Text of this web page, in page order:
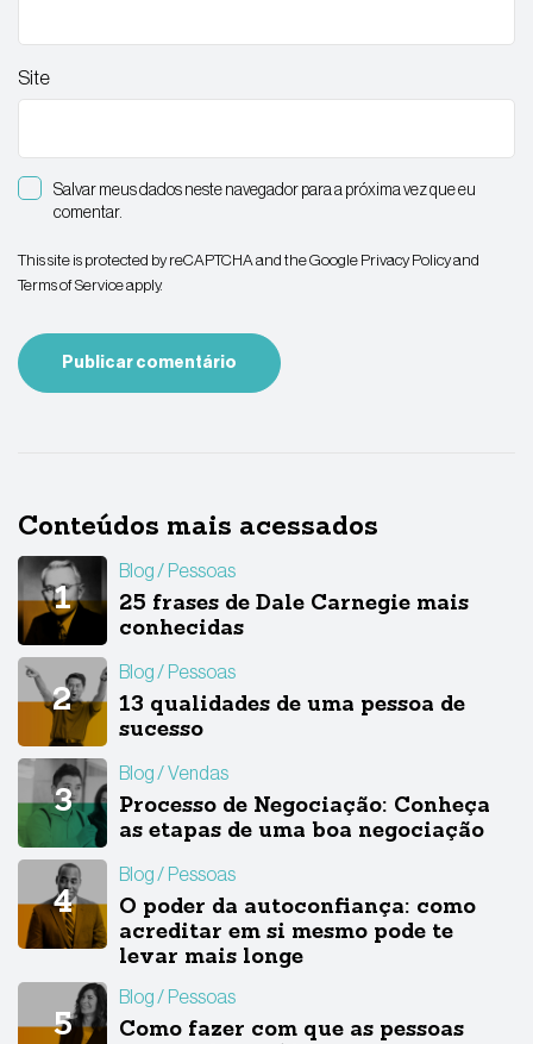
Site
Salvar meus dados neste navegador para a próxima vez que eu
comentar.
This site is protected by reCAPTCHA and the Google Privacy Policyand
Terms of Serviceapply.
Conteúdos mais acessados
Blog Pessoas
25 frases de Dale Carnegie mais
conhecidas
Blog Pessoas
13 qualidades de uma pessoa de
sucesso
Blog Vendas
Processo de Negociação: Conheça
as etapas de uma boa negociação
Blog Pessoas
O poder da autoconfiança: como
acreditar em si mesmo pode te
levar mais longe
Blog Pessoas
Como fazer com que as pessoas